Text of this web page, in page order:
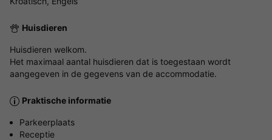
Huisdieren
Huisdieren welkom.
Het maximaal aantal huisdieren dat is toegestaan wordt
aangegeven in de gegevens van de accommodatie.
Praktische informatie
Parkeerplaats
Receptie